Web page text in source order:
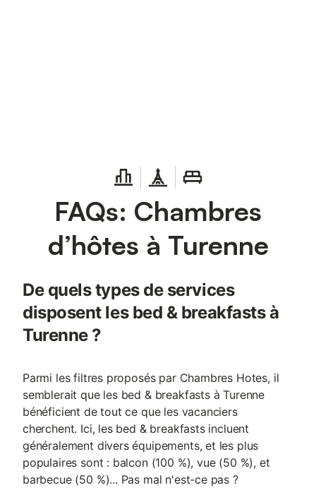
FAQs: Chambres
d’hôtes à Turenne
De quels types de services
disposent les bed & breakfasts à
Turenne ?
Parmi les filtres proposés par Chambres Hotes, il
semblerait que les bed & breakfasts à Turenne
bénéficient de tout ce que les vacanciers
cherchent. Ici, les bed & breakfasts incluent
généralement divers équipements, et les plus
populaires sont : balcon (100 %), vue (50 %), et
barbecue (50 %)... Pas mal n'est-ce pas ?